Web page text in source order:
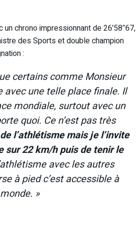
chrono impressionnant de 26’58″67,
des Sports et double champion
:
certains comme Monsieur
avec une telle place finale. Il
mondiale, surtout avec un
quoi. Ce n’est pas très
l’athlétisme mais je l’invite
sur 22 km/h puis de tenir le
avec les autres
à pied c’est accessible à
»